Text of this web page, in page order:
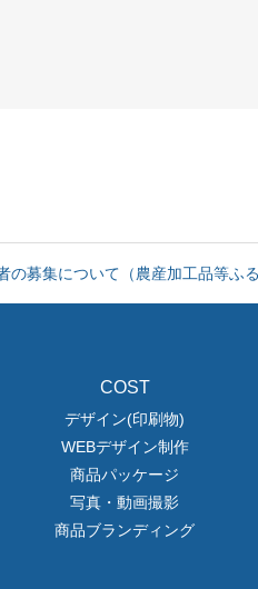
の募集について（農産加工品等ふ
ージを設置しました。
の募集について（農産加工品等ふ
COST
デザイン(印刷物)
WEBデザイン制作
商品パッケージ
写真・動画撮影
商品ブランディング